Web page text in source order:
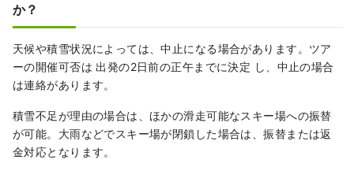
か？
天候や積雪状況によっては、中止になる場合があります。ツア
ーの開催可否は 出発の2日前の正午までに決定 し、中止の場合
は連絡があります。
積雪不足が理由の場合は、ほかの滑走可能なスキー場への振替
が可能。大雨などでスキー場が閉鎖した場合は、振替または返
金対応となります。